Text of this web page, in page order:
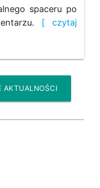
spaceru po
[ czytaj
AKTUALNOŚCI